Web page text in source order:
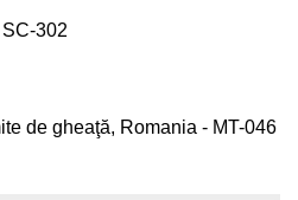
302
de gheaţă, Romania - MT-046